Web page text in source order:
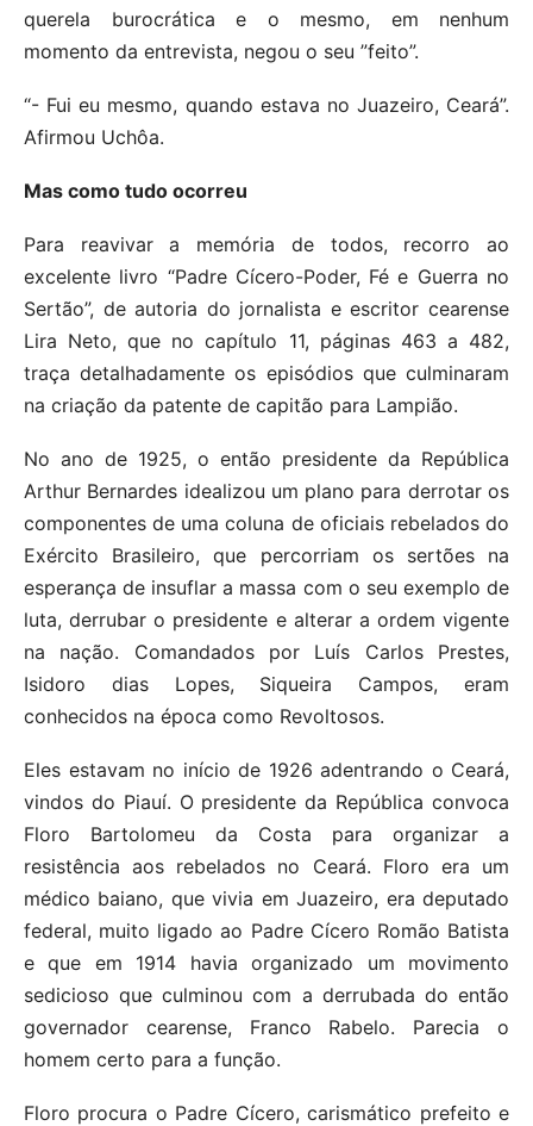
querela burocrática e o mesmo, em nenhum
momento da entrevista, negou o seu ”feito”.
“- Fui eu mesmo, quando estava no Juazeiro, Ceará”.
Afirmou Uchôa.
Mas como tudo ocorreu
Para reavivar a memória de todos, recorro ao
excelente livro “Padre Cícero-Poder, Fé e Guerra no
Sertão”, de autoria do jornalista e escritor cearense
Lira Neto, que no capítulo 11, páginas 463 a 482,
traça detalhadamente os episódios que culminaram
na criação da patente de capitão para Lampião.
No ano de 1925, o então presidente da República
Arthur Bernardes idealizou um plano para derrotar os
componentes de uma coluna de oficiais rebelados do
Exército Brasileiro, que percorriam os sertões na
esperança de insuflar a massa com o seu exemplo de
luta, derrubar o presidente e alterar a ordem vigente
na nação. Comandados por Luís Carlos Prestes,
Isidoro dias Lopes, Siqueira Campos, eram
conhecidos na época como Revoltosos.
Eles estavam no início de 1926 adentrando o Ceará,
vindos do Piauí. O presidente da República convoca
Floro Bartolomeu da Costa para organizar a
resistência aos rebelados no Ceará. Floro era um
médico baiano, que vivia em Juazeiro, era deputado
federal, muito ligado ao Padre Cícero Romão Batista
e que em 1914 havia organizado um movimento
sedicioso que culminou com a derrubada do então
governador cearense, Franco Rabelo. Parecia o
homem certo para a função.
Floro procura o Padre Cícero, carismático prefeito e